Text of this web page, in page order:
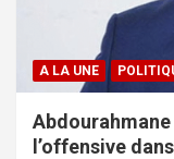
A LA UNE
l’offensive